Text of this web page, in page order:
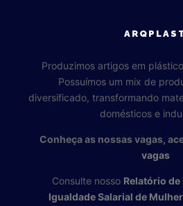
Produzimos artigos em
Possuímos um mix de
diversificado, transformando
domésticos e
Conheça as nossas vagas,
vagas
Consulte nosso Relatório
Igualdade Salarial de